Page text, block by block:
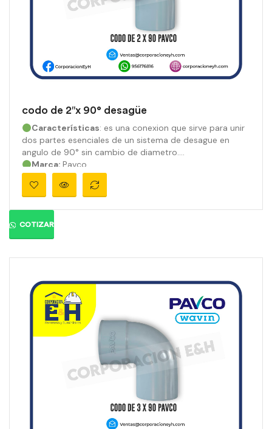
codo de 2″x 90° desagüe
Características: es una conexion que sirve para unir
dos partes esenciales de un sistema de desague en
angulo de 90° sin cambio de diametro.
Marca: Pavco
Material:PVC
Medidas:
Ángulo:90°
Presión:890 psi
Color:
COTIZAR